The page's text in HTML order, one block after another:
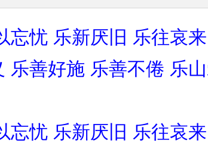
忘忧 乐新厌旧 乐往哀来
乐善好施 乐善不倦 乐
忘忧 乐新厌旧 乐往哀来